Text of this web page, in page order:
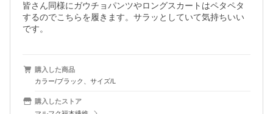
皆さん同様にガウチョパンツやロングスカートはペタペタ
するのでこちらを履きます。サラッとしていて気持ちいい
です。
購入した商品
カラー/ブラック、サイズ/L
購入したストア